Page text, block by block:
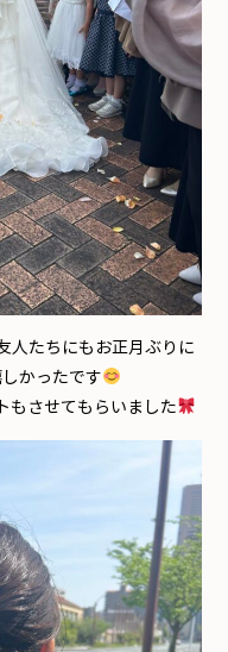
人たちにもお正月ぶりに
かったです
もさせてもらいました